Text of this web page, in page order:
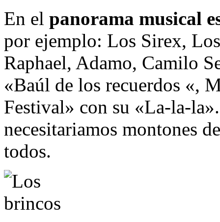
En el panorama musical
por ejemplo: Los Sirex,
Raphael, Adamo, Camilo
«Baúl de los recuerdos «,
Festival» con su «La-la-
necesitariamos montones
todos.